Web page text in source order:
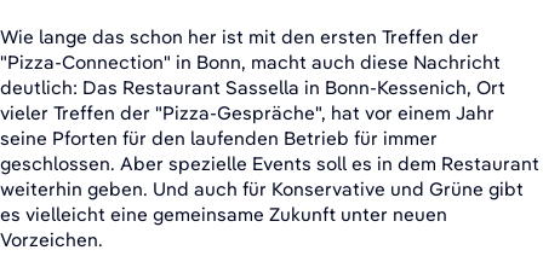
Wie lange das schon her ist mit den ersten Treffen der
"Pizza-Connection" in Bonn, macht auch diese Nachricht
deutlich: Das Restaurant Sassella in Bonn-Kessenich, Ort
vieler Treffen der "Pizza-Gespräche", hat vor einem Jahr
seine Pforten für den laufenden Betrieb für immer
geschlossen. Aber spezielle Events soll es in dem Restaurant
weiterhin geben. Und auch für Konservative und Grüne gibt
es vielleicht eine gemeinsame Zukunft unter neuen
Vorzeichen.